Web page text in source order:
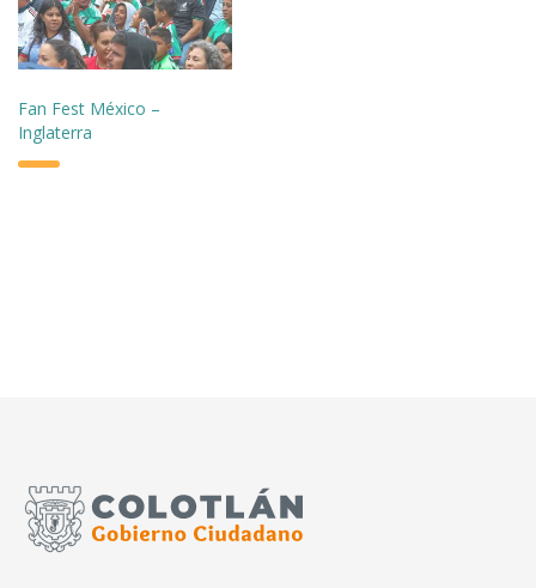
Fan Fest México –
Inglaterra